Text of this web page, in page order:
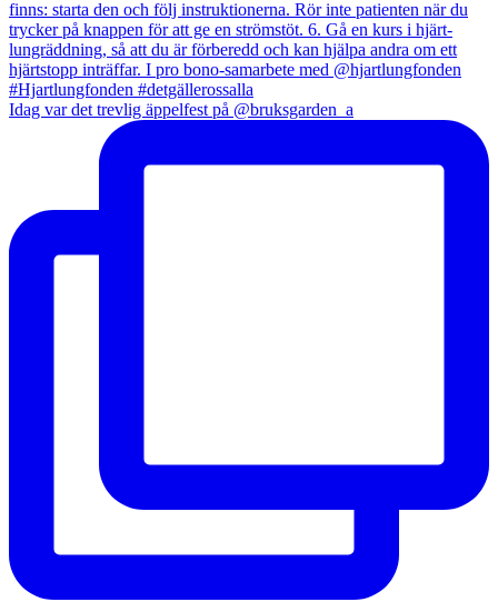
Idag var det trevlig äppelfest på @bruksgarden_a